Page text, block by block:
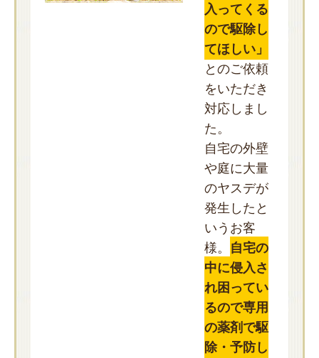
入ってくる
ので駆除し
てほしい」
とのご依頼
をいただき
対応しまし
た。
自宅の外壁
や庭に大量
のヤスデが
発生したと
いうお客
様。 自宅の
中に侵入さ
れ困ってい
るので専用
の薬剤で駆
除・予防し